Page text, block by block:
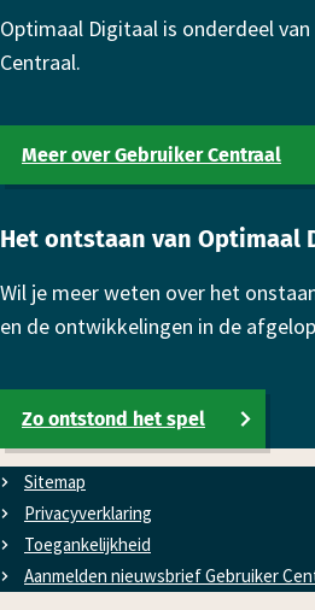
Optimaal Digitaal is onderdeel
Centraal.
Meer over Gebruiker Centraal
Het ontstaan van Optimaal
Wil je meer weten over het
en de ontwikkelingen in de
Zo ontstond het spel
Sitemap
Privacyverklaring
Toe­gan­kelijk­heid
Aanmelden nieuwsbrief Gebruiker